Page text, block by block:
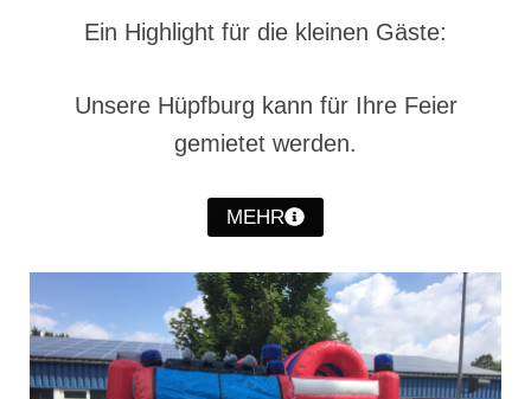
Christkindwiegen
Christkindwiegen 2023
Christkindwiegen 2021
Christkindwiegen 2018
Christkindwiegen 2017
Ein Highlight für die kleinen Gäste:
Unsere Hüpfburg kann für Ihre Feier
gemietet werden.
MEHR